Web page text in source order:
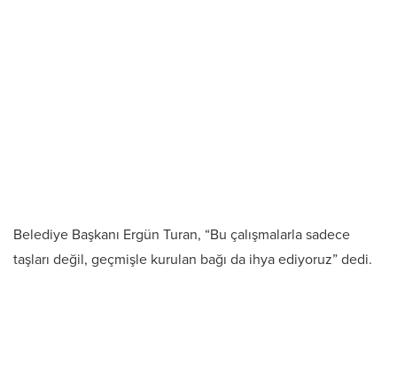
Belediye Başkanı Ergün Turan, “Bu çalışmalarla sadece
taşları değil, geçmişle kurulan bağı da ihya ediyoruz” dedi.